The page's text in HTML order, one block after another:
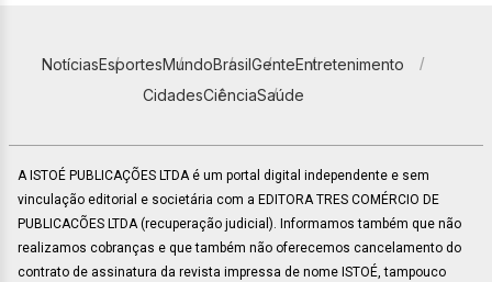
NotíciasEsportesMundoBrasilGenteEntretenimento
CidadesCiênciaSaúde
A ISTOÉ PUBLICAÇÕES LTDA é um portal digital independente e sem
vinculação editorial e societária com a EDITORA TRES COMÉRCIO DE
PUBLICACÕES LTDA (recuperação judicial). Informamos também que não
realizamos cobranças e que também não oferecemos cancelamento do
contrato de assinatura da revista impressa de nome ISTOÉ, tampouco